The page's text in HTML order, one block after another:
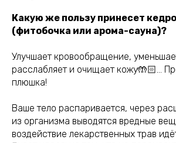
Какую же пользу принесет
(фитобочка или арома-сауна)?
Улучшает кровообращение,
расслабляет и очищает кожу🤲🏻…
плюшка!
Ваше тело распаривается, через
из организма выводятся вредные
воздействие лекарственных трав